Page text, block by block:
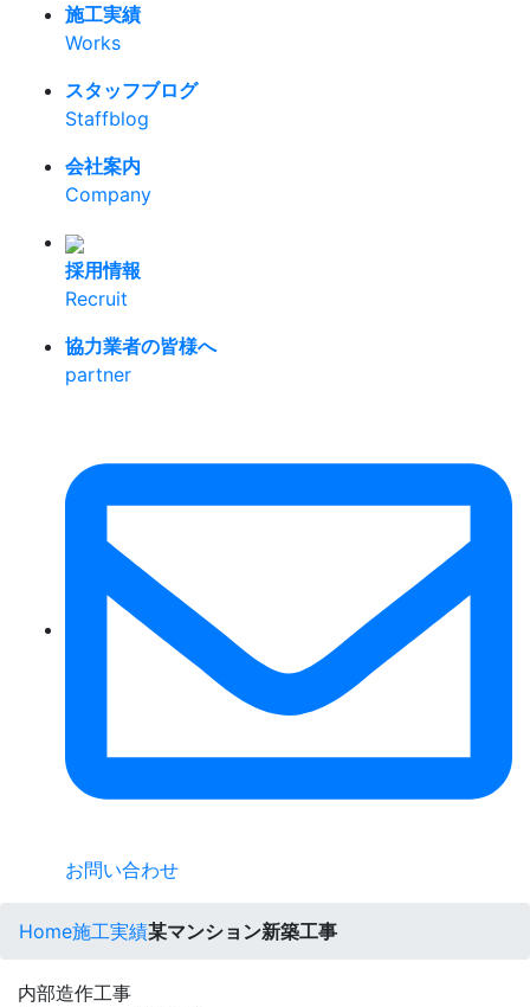
施工実績
Works
スタッフブログ
Staffblog
会社案内
Company
採用情報
Recruit
協力業者の皆様へ
partner
お問い合わせ
Home施工実績某マンション新築工事
内部造作工事